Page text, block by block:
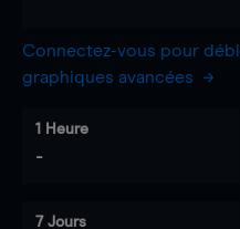
Connectez-vous pour
graphiques avancées
1 Heure
-
7 Jours